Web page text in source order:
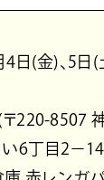
日(金)、5日(
〒220-8507
い6丁目